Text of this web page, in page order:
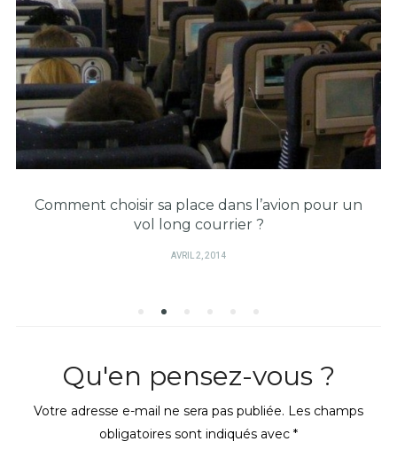
Comment choisir sa place dans l’avion pour un
vol long courrier ?
PUBLIÉ
AVRIL 2, 2014
Qu'en pensez-vous ?
Votre adresse e-mail ne sera pas publiée. Les champs
obligatoires sont indiqués avec *